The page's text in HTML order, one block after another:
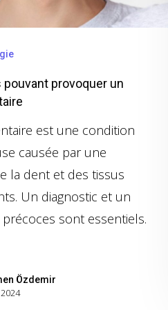
pouvant provoquer un
est une condition
causée par une
la dent et des tissus
Un diagnostic et un
sont essentiels.
Özdemir